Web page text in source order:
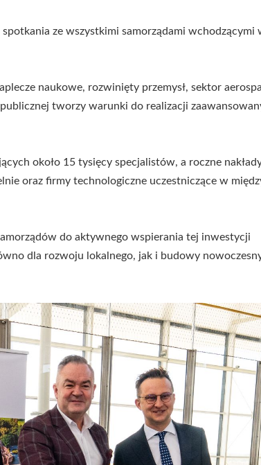
ze wszystkimi samorządami wchodzącymi
naukowe, rozwinięty przemysł, sektor
tworzy warunki do realizacji
około 15 tysięcy specjalistów, a roczne
oraz firmy technologiczne uczestniczące w
do aktywnego wspierania tej inwestycji
dla rozwoju lokalnego, jak i budowy